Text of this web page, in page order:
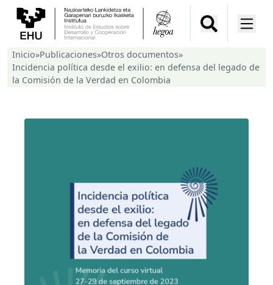
Inicio»Publicaciones»Otros documentos»
Incidencia política desde el exilio: en defensa del legado de
la Comisión de la Verdad en Colombia